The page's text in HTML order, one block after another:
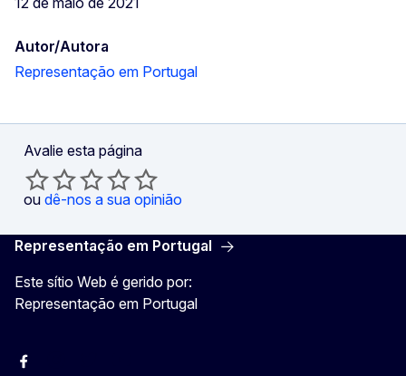
Autor/Autora
Representação em Portugal
Avalie esta página
ou dê-nos a sua opinião
Representação em Portugal
Este sítio Web é gerido por:
Representação em Portugal
Facebook